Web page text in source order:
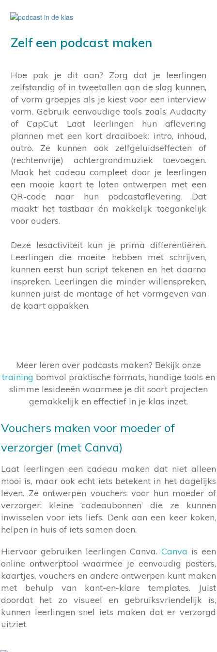
Zelf een podcast maken
Hoe pak je dit aan? Zorg dat je leerlingen
zelfstandig of in tweetallen aan de slag kunnen,
of vorm groepjes als je kiest voor een interview
vorm. Gebruik eenvoudige tools zoals Audacity
of CapCut. Laat leerlingen hun aflevering
plannen met een kort draaiboek: intro, inhoud,
outro. Ze kunnen ook zelfgeluidseffecten of
(rechtenvrije) achtergrondmuziek toevoegen.
Maak het cadeau compleet door je leerlingen
een mooie kaart te laten ontwerpen met een
QR-code naar hun podcastaflevering. Dat
maakt het tastbaar én makkelijk toegankelijk
voor ouders.
Deze lesactiviteit kun je prima differentiëren.
Leerlingen die moeite hebben met schrijven,
kunnen eerst hun script tekenen en het daarna
inspreken. Leerlingen die minder willenspreken,
kunnen juist de montage of het vormgeven van
de kaart oppakken.
Meer leren over podcasts maken? Bekijk onze
training bomvol praktische formats, handige tools en
slimme lesideeën waarmee je dit soort projecten
gemakkelijk en effectief in je klas inzet.
Vouchers maken voor moeder of
verzorger (met Canva)
Laat leerlingen een cadeau maken dat niet alleen
mooi is, maar ook echt iets betekent in het dagelijks
leven. Ze ontwerpen vouchers voor hun moeder of
verzorger: kleine ‘cadeaubonnen’ die ze kunnen
inwisselen voor iets liefs. Denk aan een keer koken,
helpen in huis of iets samen doen.
Hiervoor gebruiken leerlingen Canva. Canva is een
online ontwerptool waarmee je eenvoudig posters,
kaartjes, vouchers en andere ontwerpen kunt maken
met behulp van kant-en-klare templates. Juist
doordat het zo visueel en gebruiksvriendelijk is,
kunnen leerlingen snel iets maken dat er verzorgd
uitziet.